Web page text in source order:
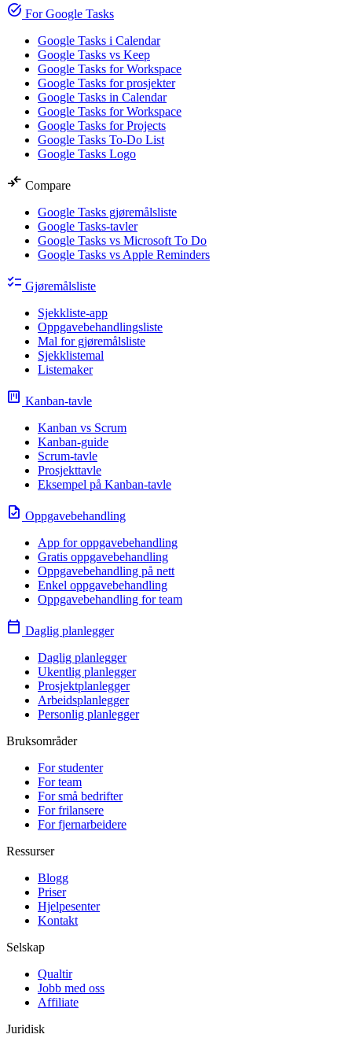
task_alt For Google Tasks
Google Tasks i Calendar
Google Tasks vs Keep
Google Tasks for Workspace
Google Tasks for prosjekter
Google Tasks in Calendar
Google Tasks for Workspace
Google Tasks for Projects
Google Tasks To-Do List
Google Tasks Logo
compare_arrows Compare
Google Tasks gjøremålsliste
Google Tasks-tavler
Google Tasks vs Microsoft To Do
Google Tasks vs Apple Reminders
checklist Gjøremålsliste
Sjekkliste-app
Oppgavebehandlingsliste
Mal for gjøremålsliste
Sjekklistemal
Listemaker
view_kanban Kanban-tavle
Kanban vs Scrum
Kanban-guide
Scrum-tavle
Prosjekttavle
Eksempel på Kanban-tavle
task Oppgavebehandling
App for oppgavebehandling
Gratis oppgavebehandling
Oppgavebehandling på nett
Enkel oppgavebehandling
Oppgavebehandling for team
calendar_today Daglig planlegger
Daglig planlegger
Ukentlig planlegger
Prosjektplanlegger
Arbeidsplanlegger
Personlig planlegger
Bruksområder
For studenter
For team
For små bedrifter
For frilansere
For fjernarbeidere
Ressurser
Blogg
Priser
Hjelpesenter
Kontakt
Selskap
Qualtir
Jobb med oss
Affiliate
Juridisk